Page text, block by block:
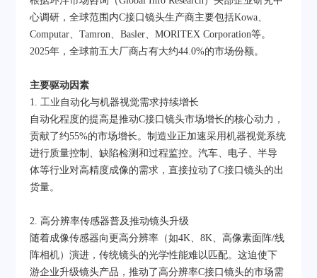
心调研，全球范围内C接口镜头生产商主要包括Kowa、
Computar、Tamron、Basler、MORITEX Corporation等。
2025年，全球前五大厂商占有大约44.0%的市场份额。
主要驱动因素
1. 工业自动化与机器视觉需求持续增长
自动化程度的提高是推动C接口镜头市场增长的核心动力，
贡献了约55%的市场增长。制造业正加速采用机器视觉系统
进行质量控制、缺陷检测和过程监控。汽车、电子、半导
体等行业对高精度成像的需求，直接拉动了C接口镜头的出
货量。
2. 高分辨率传感器普及推动镜头升级
随着成像传感器向更高分辨率（如4K、8K、高像素面阵/线
阵相机）演进，传统镜头的光学性能难以匹配。这迫使下
游企业升级镜头产品，推动了高分辨率C接口镜头的市场需